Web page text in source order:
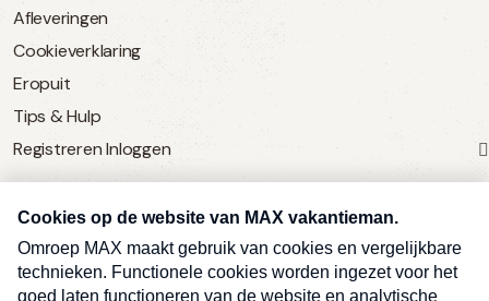
Afleveringen
Cookieverklaring
Eropuit
Tips & Hulp
Registreren Inloggen
SERVICE
Over Omroep MAX
MAX Vandaag